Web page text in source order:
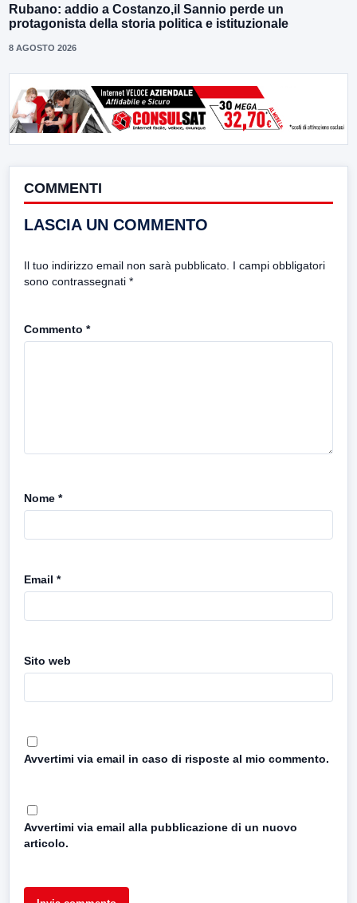
Rubano: addio a Costanzo,il Sannio perde un
protagonista della storia politica e istituzionale
8 AGOSTO 2026
COMMENTI
LASCIA UN COMMENTO
Il tuo indirizzo email non sarà pubblicato. I campi obbligatori
sono contrassegnati *
Commento *
Nome *
Email *
Sito web
Avvertimi via email in caso di risposte al mio commento.
Avvertimi via email alla pubblicazione di un nuovo
articolo.